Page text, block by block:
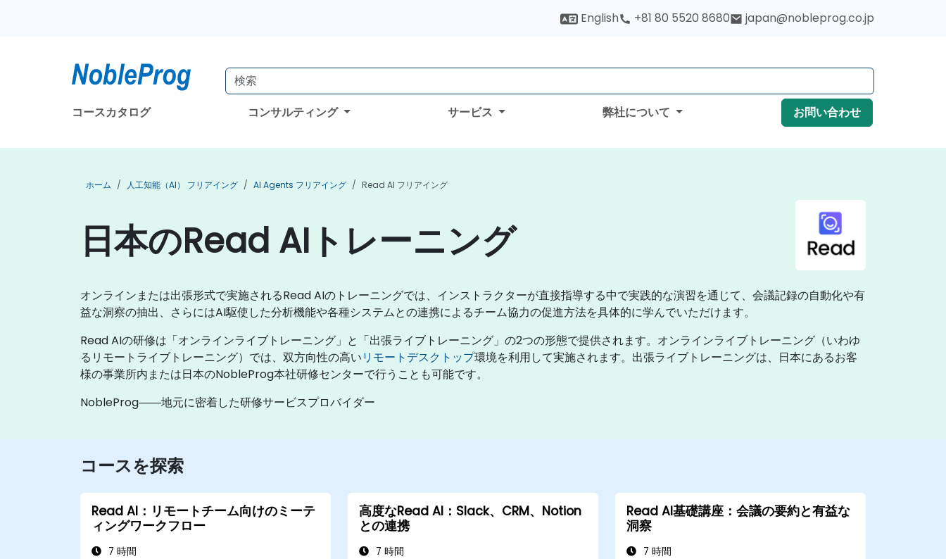
English +81 80 5520 8680 japan@nobleprog.co.jp
コースカタログ コンサルティング サービス 弊社について お問い合わせ
ホーム 人工知能（AI） フリアイング AI Agents フリアイング Read AI フリアイング
日本のRead AIトレーニング
オンラインまたは出張形式で実施されるRead AIのトレーニングでは、インストラクターが直接指導する中で実践的な演習を通じて、会議記録の自動化や有
益な洞察の抽出、さらにはAI駆使した分析機能や各種システムとの連携によるチーム協力の促進方法を具体的に学んでいただけます。
Read AIの研修は「オンラインライブトレーニング」と「出張ライブトレーニング」の2つの形態で提供されます。オンラインライブトレーニング（いわゆ
るリモートライブトレーニング）では、双方向性の高いリモートデスクトップ環境を利用して実施されます。出張ライブトレーニングは、日本にあるお客
様の事業所内または日本のNobleProg本社研修センターで行うことも可能です。
NobleProg――地元に密着した研修サービスプロバイダー
コースを探索
Read AI：リモートチーム向けのミーテ
ィングワークフロー
7 時間
高度なRead AI：Slack、CRM、Notion
との連携
7 時間
Read AI基礎講座：会議の要約と有益な
洞察
7 時間